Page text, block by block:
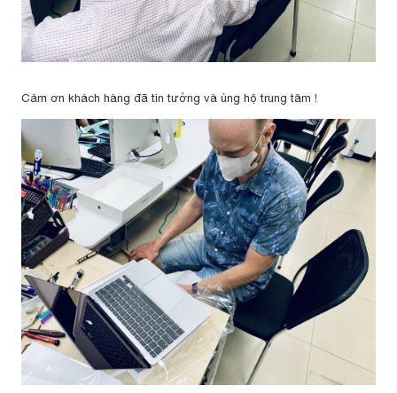
Cảm ơn khách hàng đã tin tưởng và ủng hộ trung tâm !